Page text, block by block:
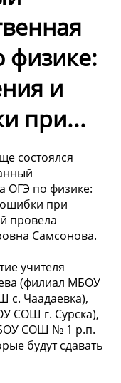
физике:
и
при...
состоялся
ОГЭ по физике:
при
провела
Самсонова.
учителя
(филиал МБОУ
Чаадаевка),
СОШ г. Сурска),
СОШ № 1 р.п.
будут сдавать